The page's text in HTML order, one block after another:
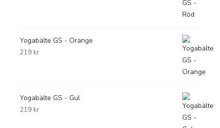
Yogabälte GS - Orange
219 kr
Yogabälte GS - Gul
219 kr